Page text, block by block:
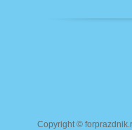
Copyright ©